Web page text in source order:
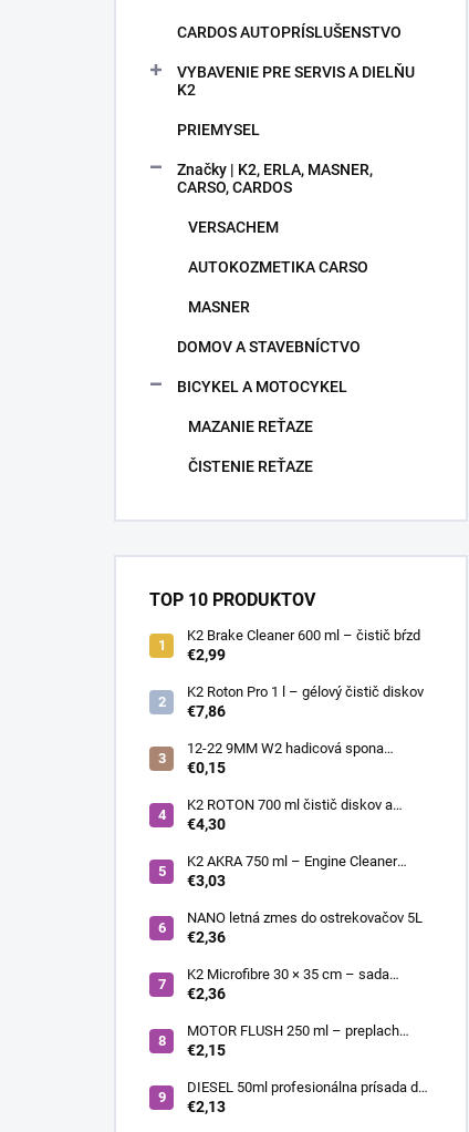
CARDOS AUTOPRÍSLUŠENSTVO
VYBAVENIE PRE SERVIS A DIELŇU
K2
PRIEMYSEL
Značky | K2, ERLA, MASNER,
CARSO, CARDOS
VERSACHEM
AUTOKOZMETIKA CARSO
MASNER
DOMOV A STAVEBNÍCTVO
BICYKEL A MOTOCYKEL
MAZANIE REŤAZE
ČISTENIE REŤAZE
TOP 10 PRODUKTOV
K2 Brake Cleaner 600 ml – čistič bŕzd
€2,99
K2 Roton Pro 1 l – gélový čistič diskov
€7,86
12-22 9MM W2 hadicová spona
nerezová
€0,15
K2 ROTON 700 ml čistič diskov a
deionizér
€4,30
K2 AKRA 750 ml – Engine Cleaner
(čistič motora)
€3,03
NANO letná zmes do ostrekovačov 5L
€2,36
K2 Microfibre 30 × 35 cm – sada
mikrovláknových utierok 4 ks
€2,36
MOTOR FLUSH 250 ml – preplach
motora
€2,15
DIESEL 50ml profesionálna prísada do
nafty
€2,13